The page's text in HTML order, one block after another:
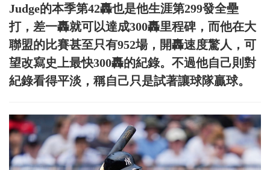
Judge的本季第42轟也是他生涯第299發全壘
打，差一轟就可以達成300轟里程碑，而他在大
聯盟的比賽甚至只有952場，開轟速度驚人，可
望改寫史上最快300轟的紀錄。不過他自己則對
紀錄看得平淡，稱自己只是試著讓球隊贏球。